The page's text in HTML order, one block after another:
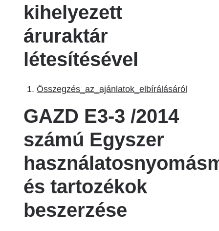
kihelyezett
áruraktár
létesítésével
Összegzés_az_ajánlatok_elbírálásáról
GAZD E3-3 /2014
számú Egyszer
és tartozékok
beszerzése